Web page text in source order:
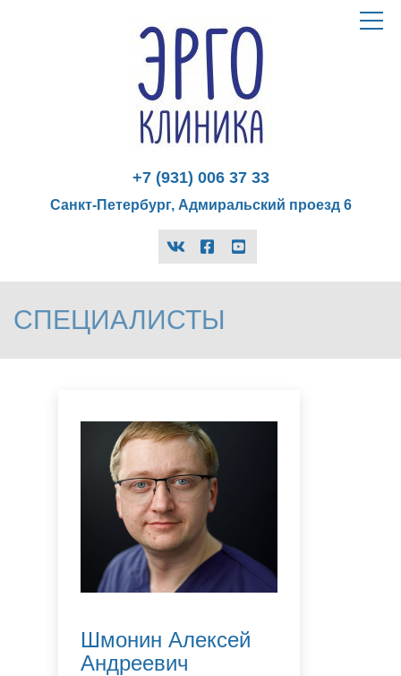
Эрго
Клиника
logo
+7 (931) 006 37 33
Санкт-Петербург, Адмиральский проезд 6
vk
facebook-
official
youtube
Toggle
СПЕЦИАЛИСТЫ
Шмонин Алексей
Андреевич